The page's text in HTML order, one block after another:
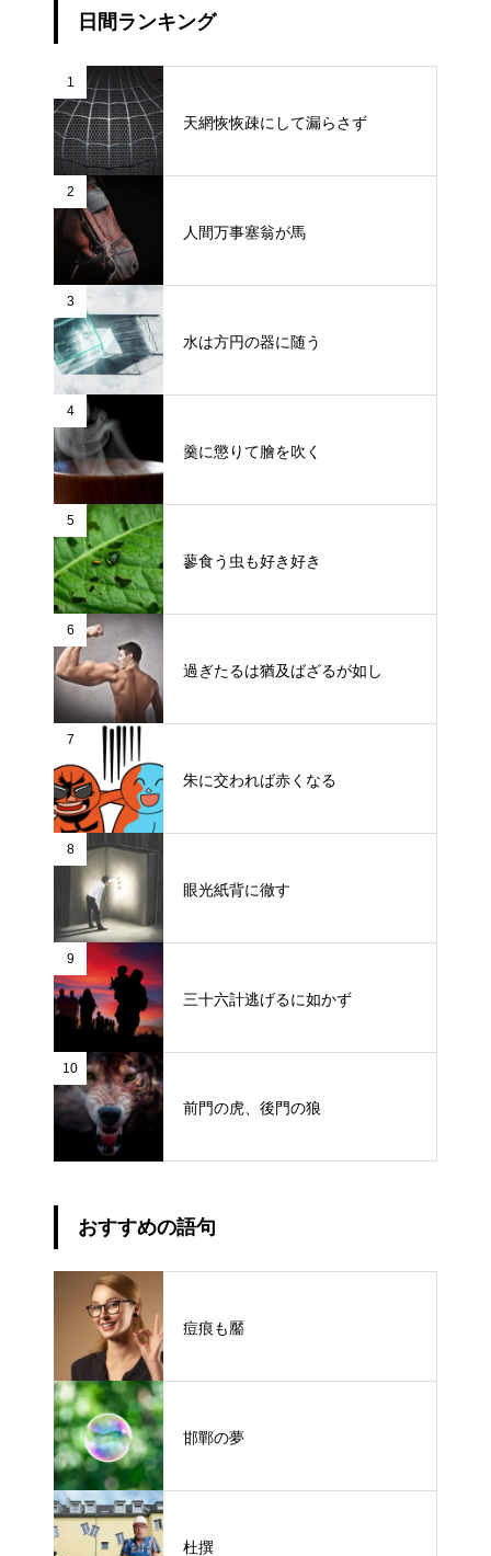
日間ランキング
1
天網恢恢疎にして漏らさず
2
人間万事塞翁が馬
3
水は方円の器に随う
4
羹に懲りて膾を吹く
5
蓼食う虫も好き好き
6
過ぎたるは猶及ばざるが如し
7
朱に交われば赤くなる
8
眼光紙背に徹す
9
三十六計逃げるに如かず
10
前門の虎、後門の狼
おすすめの語句
痘痕も靨
邯鄲の夢
杜撰